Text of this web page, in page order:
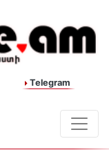
Telegram